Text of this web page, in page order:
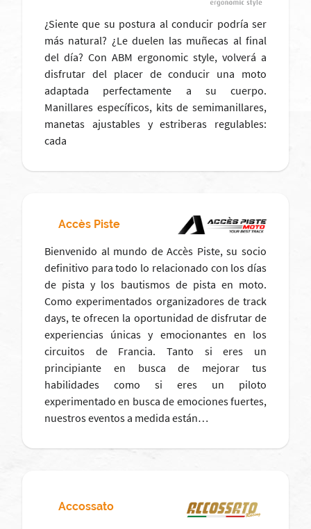
¿Siente que su postura al conducir podría ser
más natural? ¿Le duelen las muñecas al final
del día? Con ABM ergonomic style, volverá a
disfrutar del placer de conducir una moto
adaptada perfectamente a su cuerpo.
Manillares específicos, kits de semimanillares,
manetas ajustables y estriberas regulables:
cada
Accès Piste
Bienvenido al mundo de Accès Piste, su socio
definitivo para todo lo relacionado con los días
de pista y los bautismos de pista en moto.
Como experimentados organizadores de track
days, te ofrecen la oportunidad de disfrutar de
experiencias únicas y emocionantes en los
circuitos de Francia. Tanto si eres un
principiante en busca de mejorar tus
habilidades como si eres un piloto
experimentado en busca de emociones fuertes,
nuestros eventos a medida están…
Accossato